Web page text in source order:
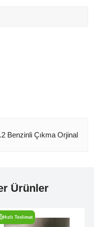
Benzinli Çıkma Orjinal
Ürünler
Hızlı Teslimat